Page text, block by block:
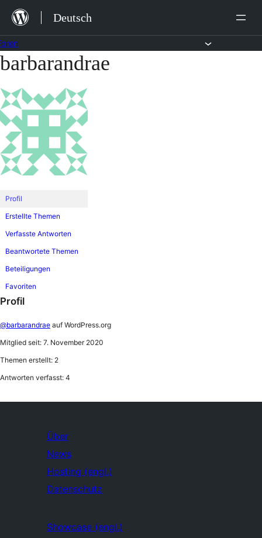
Zum
Inhalt
springen
Deutsch
Zum
springen
barbarandrae
Profil
Erstellte Themen
Verfasste Antworten
Beantwortete Themen
Beteiligungen
Favoriten
Profil
@barbarandrae auf WordPress.org
Mitglied seit: 7. November 2020
Themen erstellt: 2
Antworten verfasst: 4
Über
News
Hosting (engl.)
Datenschutz
Showcase (engl.)